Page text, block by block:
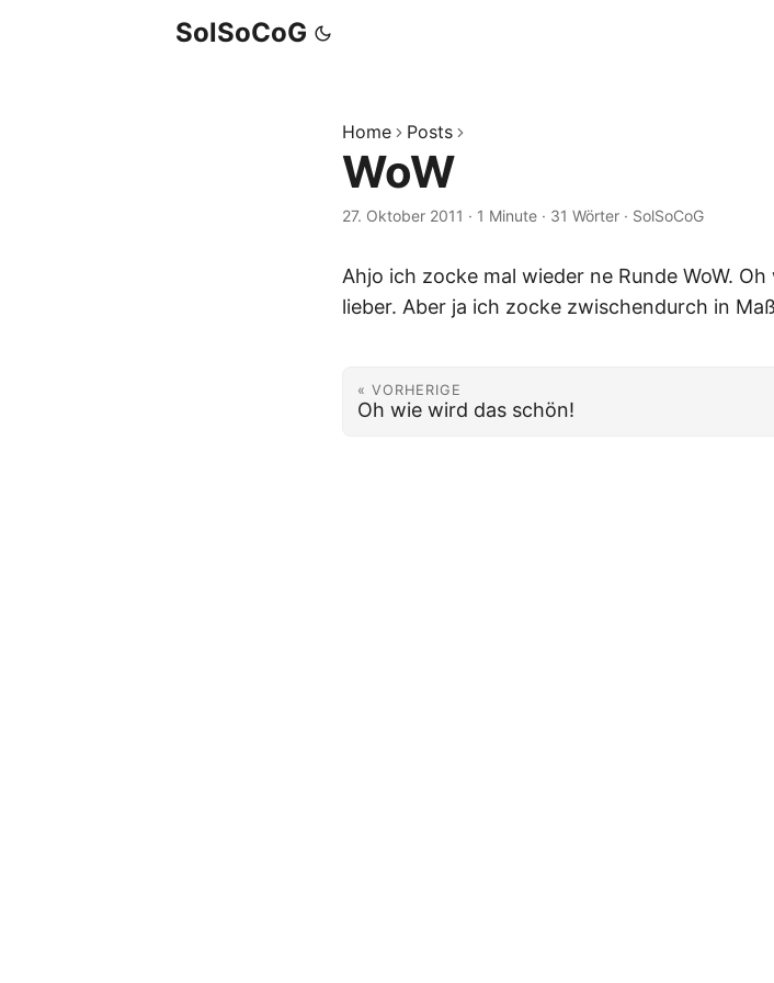
SolSoCoG
Home Posts
WoW
27. Oktober 2011 · 1 Minute · 31 Wörter · SolSoCoG
Ahjo ich zocke mal wieder ne Runde WoW.
lieber. Aber ja ich zocke zwischendurch in
« VORHERIGE
Oh wie wird das schön!